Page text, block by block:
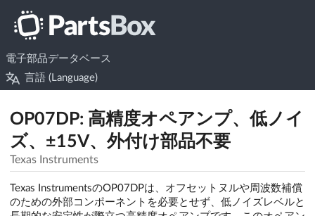
電子部品データベース
言語 (Language)
OP07DP: 高精度オペアンプ、低ノイ
ズ、±15V、外付け部品不要
Texas Instruments
Texas InstrumentsのOP07DPは、オフセットヌルや周波数補償
のための外部コンポーネントを必要とせず、低ノイズレベルと